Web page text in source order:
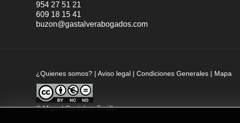
954 27 51 21
609 18 15 41
buzon@gastalverabogados.com
¿Quienes somos? | Aviso legal | Condiciones Generales | Mapa
©Miguel Gastalver Trujillo